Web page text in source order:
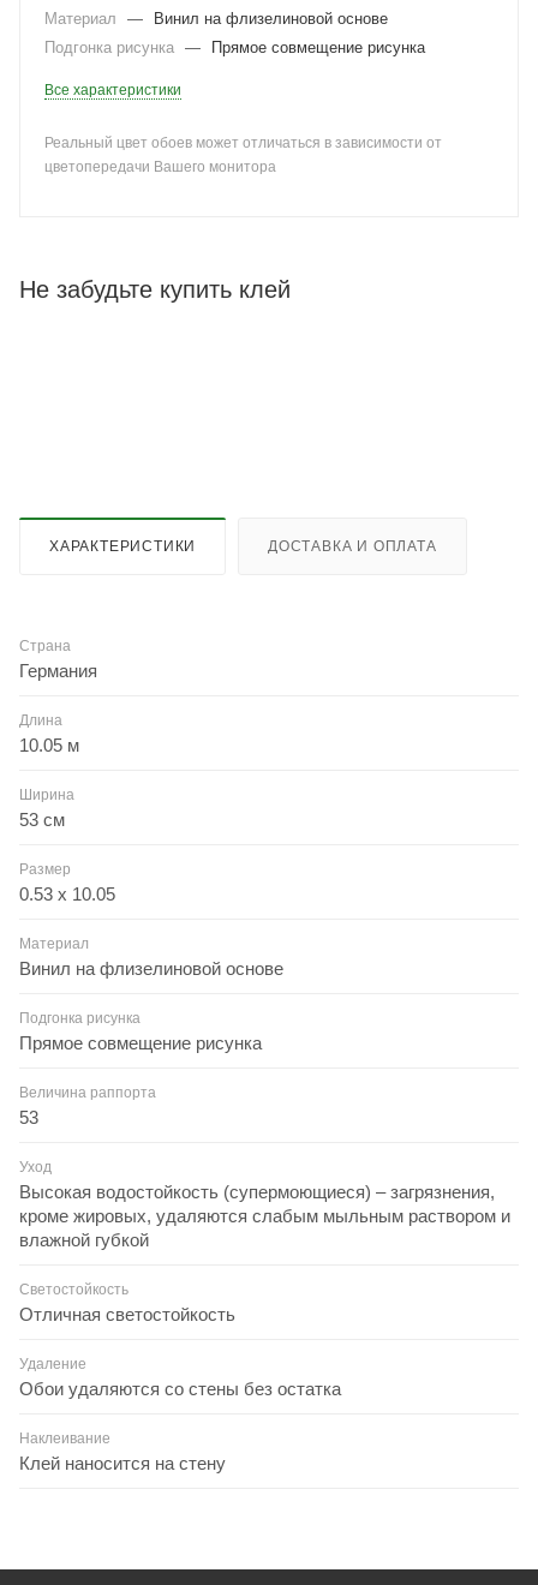
Материал
—
Винил на флизелиновой основе
Подгонка рисунка — Прямое совмещение рисунка
Все характеристики
Реальный цвет обоев может отличаться в зависимости от
цветопередачи Вашего монитора
Не забудьте купить клей
ХАРАКТЕРИСТИКИ ДОСТАВКА И ОПЛАТА
Страна
Германия
Длина
10.05 м
Ширина
53 см
Размер
0.53 x 10.05
Материал
Винил на флизелиновой основе
Подгонка рисунка
Прямое совмещение рисунка
Величина раппорта
53
Уход
Высокая водостойкость (супермоющиеся) – загрязнения,
кроме жировых, удаляются слабым мыльным раствором и
влажной губкой
Светостойкость
Отличная светостойкость
Удаление
Обои удаляются со стены без остатка
Наклеивание
Клей наносится на стену